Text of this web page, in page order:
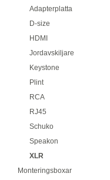
Adapterplatta
D-size
HDMI
Jordavskiljare
Keystone
Plint
RCA
RJ45
Schuko
Speakon
XLR
Monteringsboxar